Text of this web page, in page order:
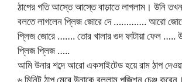
ঠাপের গতি আস্তে আস্তে বাড়াতে লাগলাম। উনি
বলতে লাগলেন প্লিজ জোরে দে …………. আরো
প্লিজ জোরে ……. তোর খালার গুদ ফাটায়া ফেল
প্লিজ প্লিজ …..
আমি উনার শব্দে আরো একসাইটেড হয়ে রাম ঠাপ
৬ মিনিট ঠাপ মেরে উনাকে বললাম পজিশন চেঞ্জ